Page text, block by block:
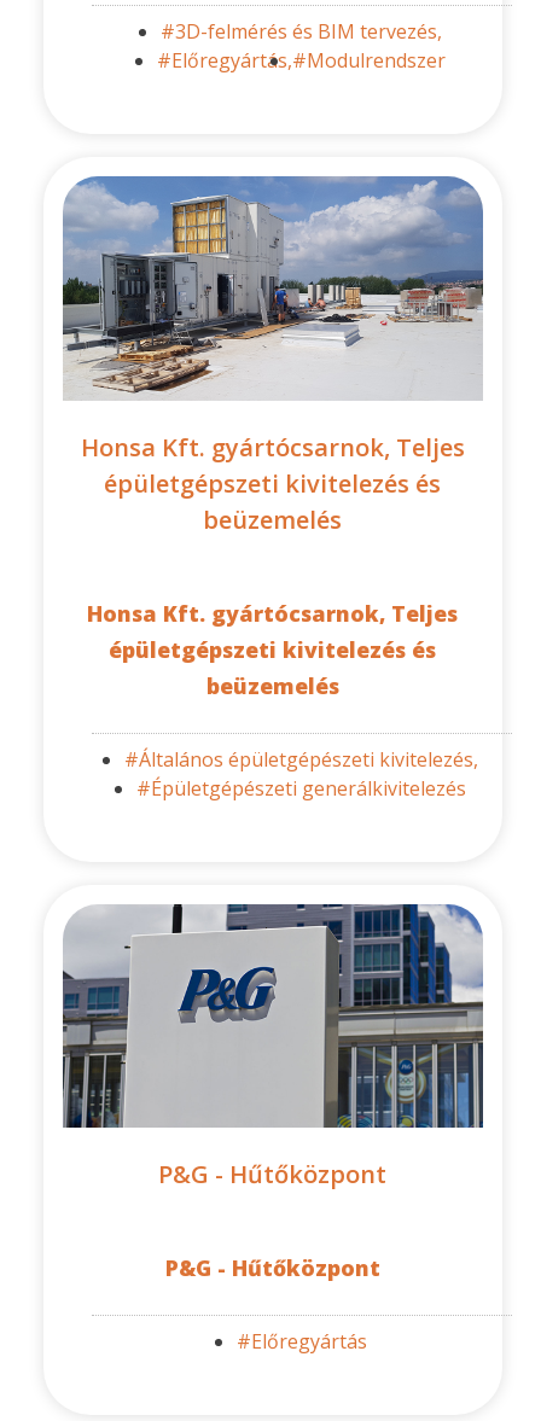
#3D-felmérés és BIM tervezés,
#Előregyártás,#Modulrendszer
Honsa Kft. gyártócsarnok, Teljes
épületgépszeti kivitelezés és
beüzemelés
Honsa Kft. gyártócsarnok, Teljes
épületgépszeti kivitelezés és
beüzemelés
#Általános épületgépészeti kivitelezés,
#Épületgépészeti generálkivitelezés
P&G - Hűtőközpont
P&G - Hűtőközpont
#Előregyártás